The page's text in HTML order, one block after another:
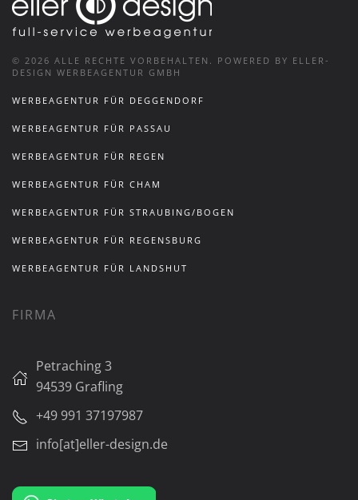
© 2026 ALLE RECHTE VORBEHALTEN. POWERED BY ELLER-
DESIGN WERBEAGENTUR GMBH
WERBEAGENTUR FÜR DEGGENDORF
WERBEAGENTUR FÜR PASSAU
WERBEAGENTUR FÜR REGEN
WERBEAGENTUR FÜR CHAM
WERBEAGENTUR FÜR STRAUBING/BOGEN
WERBEAGENTUR FÜR REGENSBURG
WERBEAGENTUR FÜR LANDSHUT
FIRMA
Petraching 3
94539 Grafling
+49 991 37197987
info[at]eller-design.de